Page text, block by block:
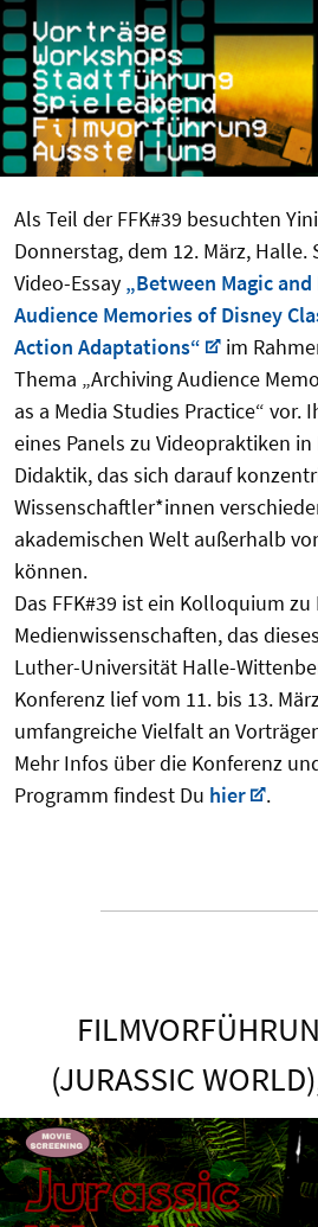
Als Teil der FFK#39 besuchten
Donnerstag, dem 12. März,
Video-Essay „Between Magic
Audience Memories of Disney
Action Adaptations“
im
Thema „Archiving Audience
as a Media Studies Practice“ vor.
eines Panels zu Videopraktiken
Didaktik, das sich darauf
Wissenschaftler*innen
akademischen Welt außerhalb
können.
Das FFK#39 ist ein Kolloquium
Medienwissenschaften, das
Luther-Universität Halle-
Konferenz lief vom 11. bis 13.
umfangreiche Vielfalt an
Mehr Infos über die Konferenz
Programm findest Du hier .
(JURASSIC